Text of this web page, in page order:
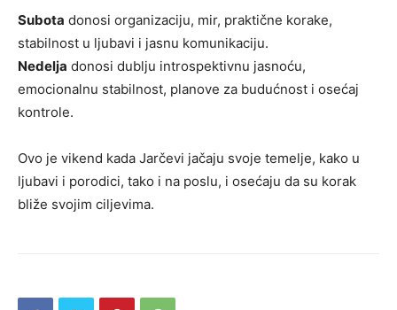
Subota donosi organizaciju, mir, praktične korake,
stabilnost u ljubavi i jasnu komunikaciju.
Nedelja donosi dublju introspektivnu jasnoću,
emocionalnu stabilnost, planove za budućnost i osećaj
kontrole.
Ovo je vikend kada Jarčevi jačaju svoje temelje, kako u
ljubavi i porodici, tako i na poslu, i osećaju da su korak
bliže svojim ciljevima.